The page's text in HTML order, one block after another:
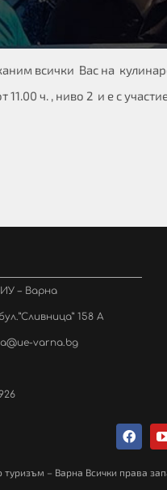
всички Вас на
ч. , ниво 2 и е с
ИУ – Варна
158 А
varna.bg
– Варна Всички права